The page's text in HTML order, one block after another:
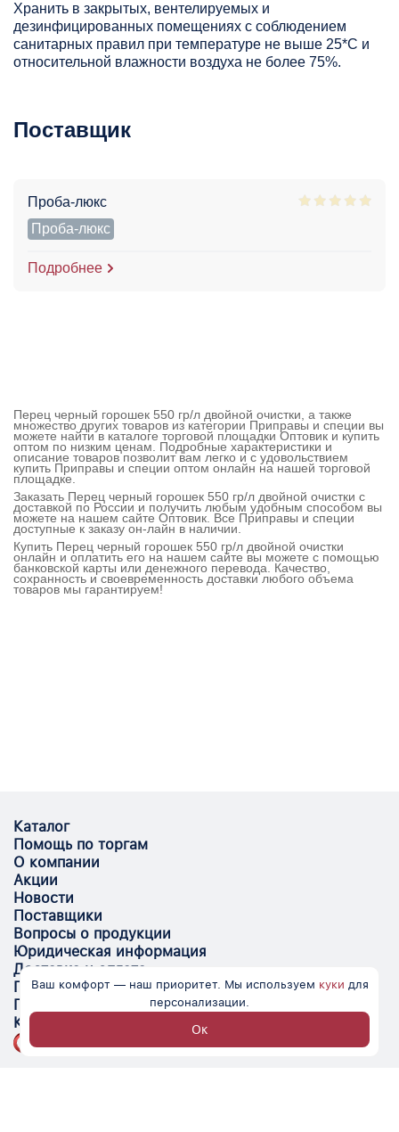
Хранить в закрытых, вентелируемых и
дезинфицированных помещениях с соблюдением
санитарных правил при температуре не выше 25*С и
относительной влажности воздуха не более 75%.
Поставщик
Проба-люкс
Проба-люкс
Подробнее
Перец черный горошек 550 гр/л двойной очистки, а также
множество других товаров из категории Приправы и специи вы
можете найти в каталоге торговой площадки Оптовик и купить
оптом по низким ценам. Подробные характеристики и
описание товаров позволит вам легко и с удовольствием
купить Приправы и специи оптом онлайн на нашей торговой
площадке.
Заказать Перец черный горошек 550 гр/л двойной очистки с
доставкой по России и получить любым удобным способом вы
можете на нашем сайте Оптовик. Все Приправы и специи
доступные к заказу он-лайн в наличии.
Купить Перец черный горошек 550 гр/л двойной очистки
онлайн и оплатить его на нашем сайте вы можете с помощью
банковской карты или денежного перевода. Качество,
сохранность и своевременность доставки любого объема
товаров мы гарантируем!
Каталог
Помощь по торгам
О компании
Акции
Новости
Поставщики
Вопросы о продукции
Юридическая информация
Доставка и оплата
Поставщикам
Помощь
Контакты
Ваш комфорт — наш приоритет. Мы используем куки для
персонализации.
Ок